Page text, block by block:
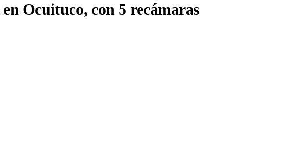
en Ocuituco, con 5 recámaras